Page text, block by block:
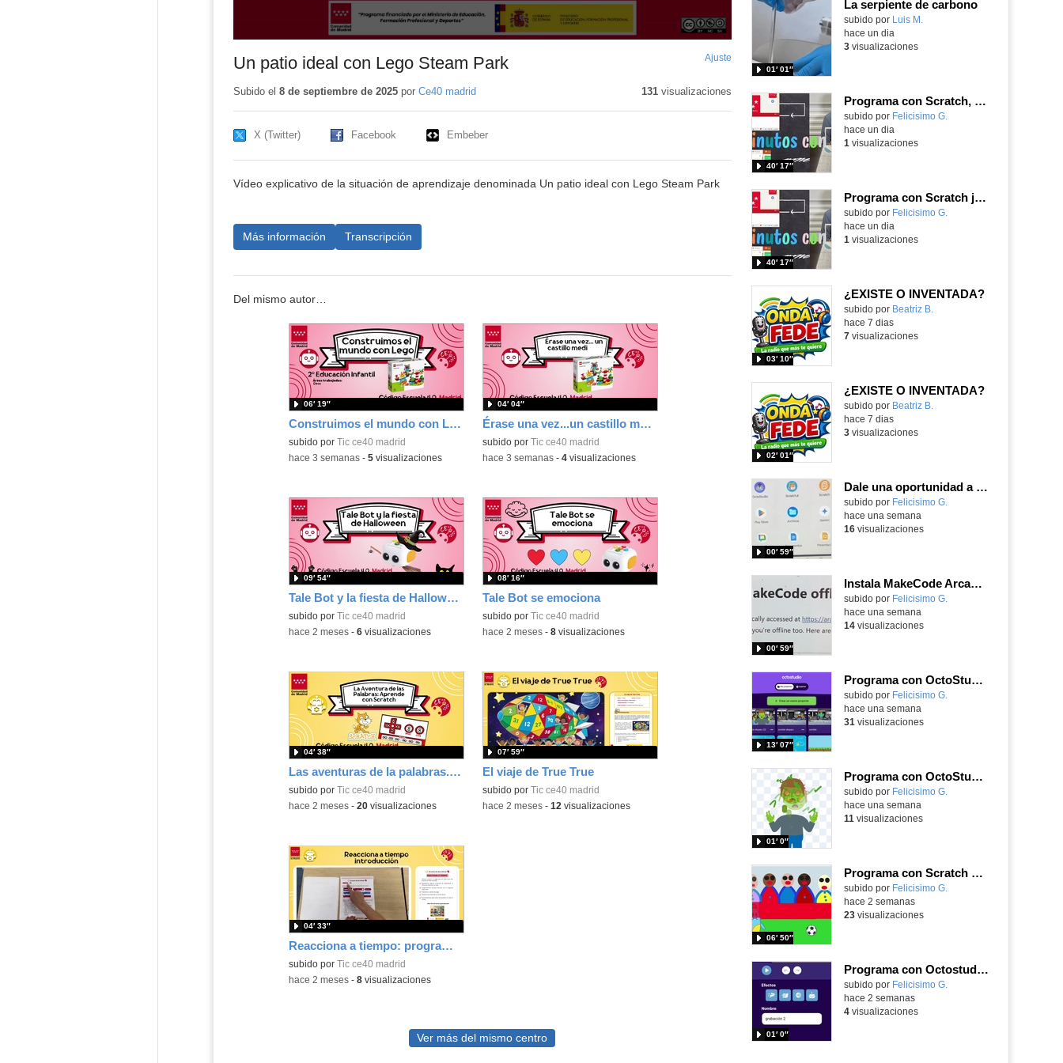
Un patio ideal con Lego Steam Park Ajuste
pantalla
Subido el 8 de septiembre de 2025por Ce40 madrid 131visualizaciones
X (Twitter) Facebook Embeber
Vídeo explicativo de la situación de aprendizaje denominada Un patio ideal con Lego Steam Park
Más información Transcripción
Del mismo autor…
Construimos el mundo con Lego
subido por Tic ce40 madrid
06′ 19″
-hace 3 semanas- 5visualizaciones
Érase una vez...un castillo medieval
subido por Tic ce40 madrid
04′ 04″
-hace 3 semanas- 4visualizaciones
Tale Bot y la fiesta de Halloween
subido por Tic ce40 madrid
09′ 54″
-hace 2 meses- 6visualizaciones
Tale Bot se emociona
subido por Tic ce40 madrid
08′ 16″
-hace 2 meses- 8visualizaciones
Las aventuras de la palabras. Aprende con Scratch
subido por Tic ce40 madrid
04′ 38″
-hace 2 meses- 20visualizaciones
El viaje de True True
subido por Tic ce40 madrid
07′ 59″
-hace 2 meses- 12 visualizaciones
Reacciona a tiempo: programación y reflejos con Micro:bit
subido por Tic ce40 madrid
04′ 33″
-hace 2 meses- 8visualizaciones
Ver más del mismo centro
La serpiente de carbono
Contenido educativo.
subido por Luis M.
01′ 01″
hace un dia
3visualizaciones
Programa con Scratch, 8 diferentes juegos para vivir la emoción de los partidos de España en el mundial 2026
Contenido educativo.
subido por Felicisimo G.
40′ 17″
hace un dia
1 visualizaciones
Programa con Scratch juegos con los partidos del mundial 2026 ganados por España
Contenido educativo.
subido por Felicisimo G.
40′ 17″
hace un dia
1 visualizaciones
¿EXISTE O INVENTADA?
Contenido educativo.
subido por Beatriz B.
03′ 10″
hace 7 dias
7visualizaciones
¿EXISTE O INVENTADA?
Contenido educativo.
subido por Beatriz B.
02′ 01″
hace 7 dias
3visualizaciones
Dale una oportunidad a los Chromebooks y utiliza un proyector para realizar talleres si no tienes pantallas táctiles
Contenido educativo.
subido por Felicisimo G.
00′ 59″
hace una semana
16visualizaciones
Instala MakeCode Arcade para trabajar offline en tu tablet, ordenador, Chromebook
Contenido educativo.
subido por Felicisimo G.
00′ 59″
hace una semana
14visualizaciones
Programa con OctoStudio, un juego de disparos contra Zombies con un cargador basado en el House of the dead
Contenido educativo.
subido por Felicisimo G.
13′ 07″
hace una semana
31 visualizaciones
Programa con OctoStudio, un juego homenajeando al House of the dead con Zombies
Contenido educativo.
subido por Felicisimo G.
01′ 0″
hace una semana
11 visualizaciones
Programa con Scratch Jr una barrera que se desplaza para dar sensación de movimiento
Contenido educativo.
subido por Felicisimo G.
06′ 50″
hace 2 semanas
23visualizaciones
Programa con Octostudio, una animación utilizando la cámara para una foto y audio y texto para comunicar.
Contenido educativo.
subido por Felicisimo G.
01′ 0″
hace 2 semanas
4visualizaciones